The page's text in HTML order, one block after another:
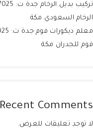
الرخام السعودي مكة
فوم للجدران مكة
Recent Comments
لا توجد تعليقات للعرض.